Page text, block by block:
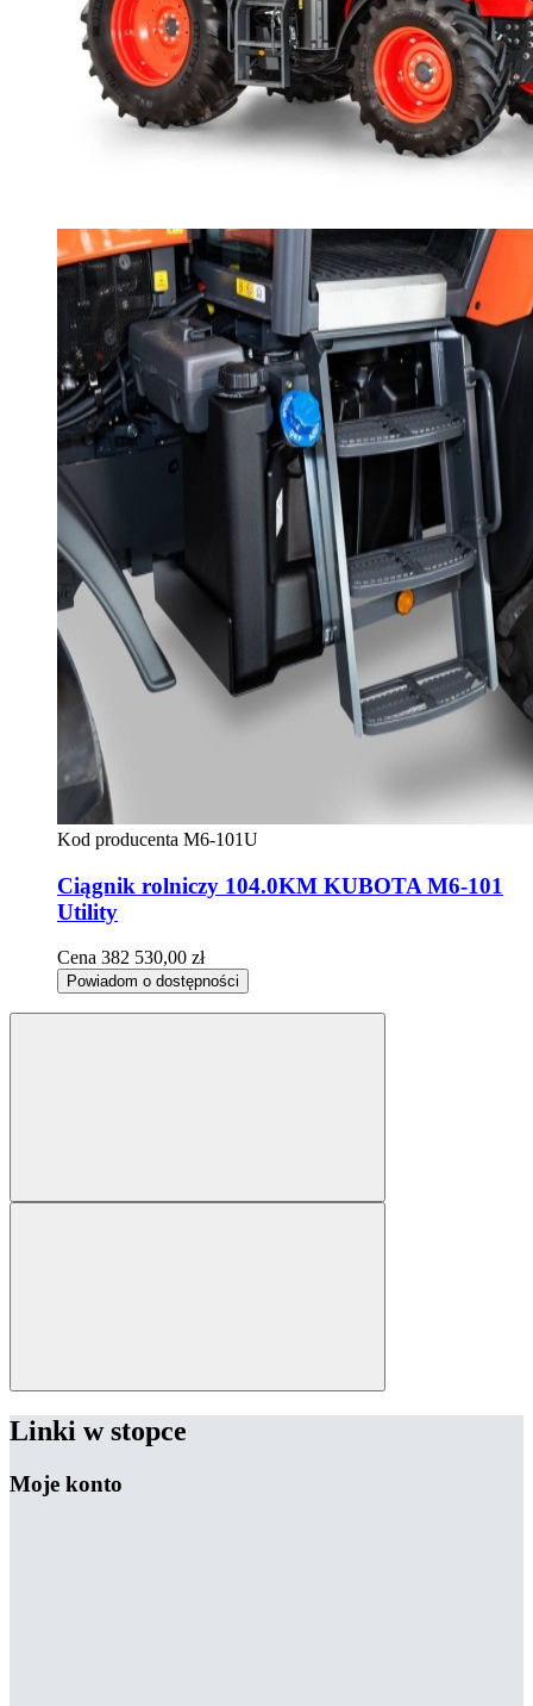
Kod producenta M6-101U
Ciągnik rolniczy 104.0KM KUBOTA M6-101
Utility
Cena 382 530,00 zł
Powiadom o dostępności
Linki w stopce
Moje konto